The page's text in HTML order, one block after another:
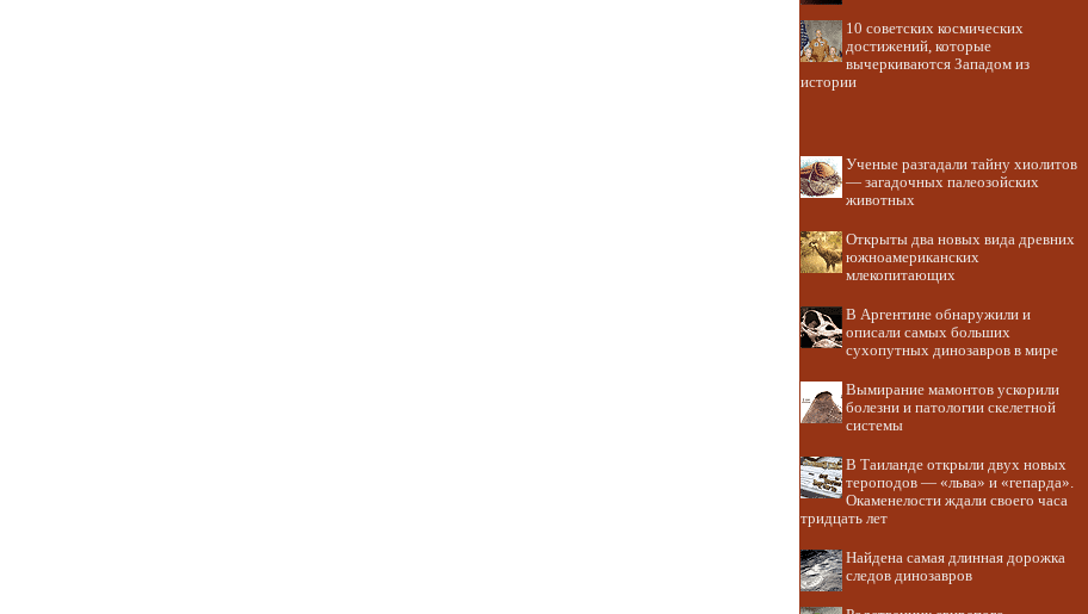
10 советских космических
достижений, которые
вычеркиваются Западом из
истории
Ученые разгадали тайну хиолитов
— загадочных палеозойских
животных
Открыты два новых вида древних
южноамериканских
млекопитающих
В Аргентине обнаружили и
описали самых больших
сухопутных динозавров в мире
Вымирание мамонтов ускорили
болезни и патологии скелетной
системы
В Таиланде открыли двух новых
тероподов — «льва» и «гепарда».
Окаменелости ждали своего часа
тридцать лет
Найдена самая длинная дорожка
следов динозавров